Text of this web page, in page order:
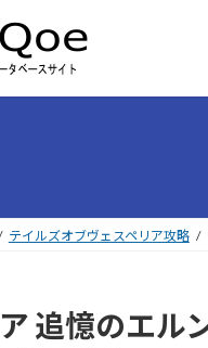
テイルズオブヴェスペリア攻略
追憶のエル